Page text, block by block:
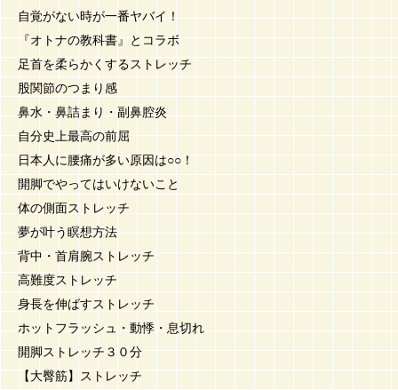
自覚がない時が一番ヤバイ！
『オトナの教科書』とコラボ
足首を柔らかくするストレッチ
股関節のつまり感
鼻水・鼻詰まり・副鼻腔炎
自分史上最高の前屈
日本人に腰痛が多い原因は○○！
開脚でやってはいけないこと
体の側面ストレッチ
夢が叶う瞑想方法
背中・首肩腕ストレッチ
高難度ストレッチ
身長を伸ばすストレッチ
ホットフラッシュ・動悸・息切れ
開脚ストレッチ３０分
【大臀筋】ストレッチ